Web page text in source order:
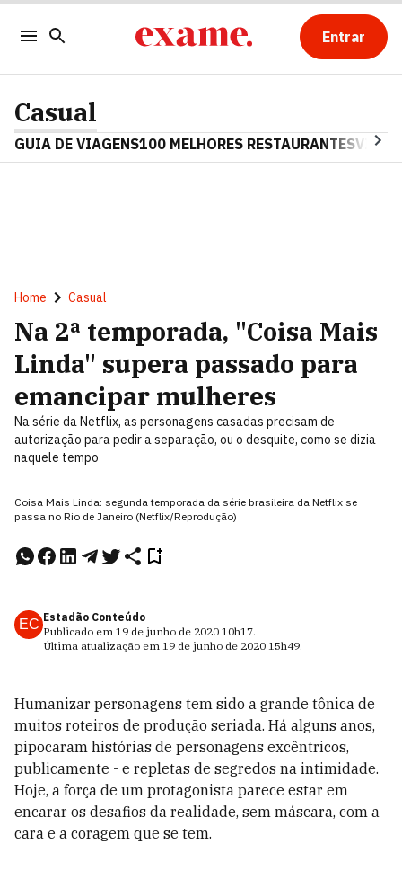
Entrar
Casual
GUIA DE VIAGENS100 MELHORES RESTAURANTES
Home Casual
Na 2ª temporada, "Coisa Mais
Linda" supera passado para
emancipar mulheres
Na série da Netflix, as personagens casadas precisam de
autorização para pedir a separação, ou o desquite, como se dizia
naquele tempo
Coisa Mais Linda: segunda temporada da série brasileira da Netflix se
passa no Rio de Janeiro (Netflix/Reprodução)
EC Estadão Conteúdo
Publicado em 19 de junho de 2020 10h17.
Última atualização em 19 de junho de 2020 15h49.
Humanizar personagens tem sido a grande tônica de
muitos roteiros de produção seriada. Há alguns anos,
pipocaram histórias de personagens excêntricos,
publicamente - e repletas de segredos na intimidade.
Hoje, a força de um protagonista parece estar em
encarar os desafios da realidade, sem máscara, com a
cara e a coragem que se tem.